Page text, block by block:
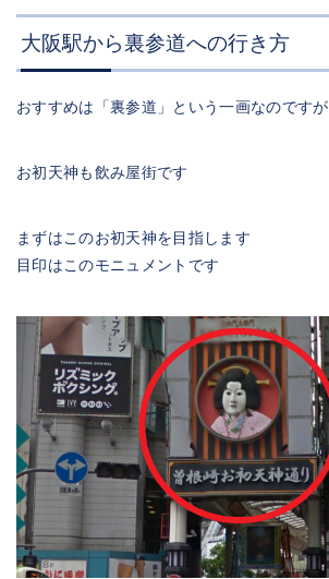
大阪駅から裏参道への行き方
おすすめは「裏参道」という一画なのですが
お初天神も飲み屋街です
まずはこのお初天神を目指します
目印はこのモニュメントです